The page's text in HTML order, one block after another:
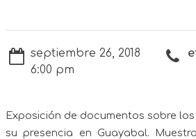
septiembre 26, 2018
6:00 pm
Exposición de documentos sobre
su presencia en Guayabal.